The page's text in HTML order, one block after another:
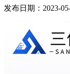
发布日期：2023-